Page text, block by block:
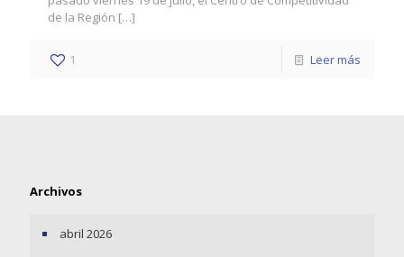
de la Región […]
1 Leer más
Archivos
abril 2026